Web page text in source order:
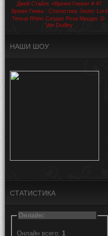
Джей Стайлс «Время Гнева» # 47
Время Гнева - Статистика Jester Lord
Tensai Rhino Сезаро Роза Мендес D-
Von Dudley
НАШИ ШОУ
СТАТИСТИКА
Онлайн:
Онлайн всего: 1